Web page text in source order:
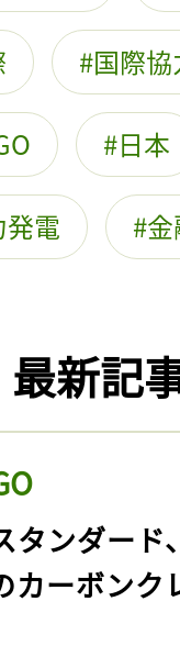
国際
日本
電
最新記
タンダード
カーボンク